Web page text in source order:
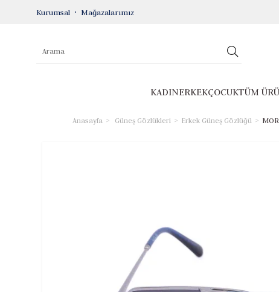
Kurumsal Mağazalarımız
KADINERKEKÇOCUKTÜM
Anasayfa Güneş Gözlükleri Erkek Güneş Gözlüğü